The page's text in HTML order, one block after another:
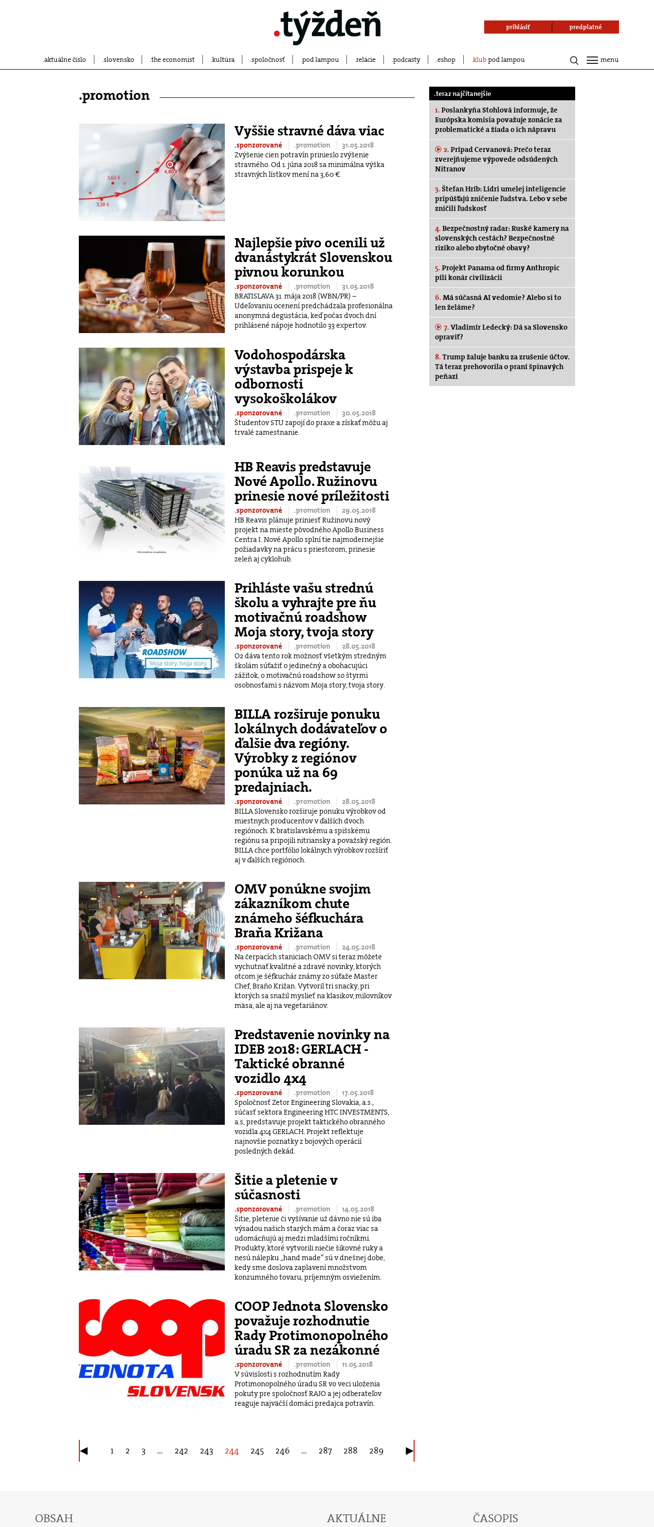
aktuálne číslo slovensko the economist kultúra spoločnosť pod lampou relácie podcasty eshop klubpod lampou
prihlásiť predplatné
menu
.promotion
Vyššie stravné dáva viac
.sponzorované .promotion
31.05.2018
Zvýšenie cien potravín prinieslo zvýšenie
stravného. Od 1. júna 2018 sa minimálna výška
stravných lístkov mení na 3,60 €.
Najlepšie pivo ocenili už
dvanástykrát Slovenskou
pivnou korunkou
.sponzorované .promotion
31.05.2018
BRATISLAVA 31. mája 2018 (WBN/PR) –
Udeľovaniu ocenení predchádzala profesionálna
anonymná degustácia, keď počas dvoch dní
prihlásené nápoje hodnotilo 33 expertov.
Vodohospodárska
výstavba prispeje k
odbornosti
vysokoškolákov
.sponzorované .promotion
30.05.2018
Študentov STU zapojí do praxe a získať môžu aj
trvalé zamestnanie.
HB Reavis predstavuje
Nové Apollo. Ružinovu
prinesie nové príležitosti
.sponzorované .promotion
29.05.2018
HB Reavis plánuje priniesť Ružinovu nový
projekt na mieste pôvodného Apollo Business
Centra I. Nové Apollo splní tie najmodernejšie
požiadavky na prácu s priestorom, prinesie
zeleň aj cyklohub.
Prihláste vašu strednú
školu a vyhrajte pre ňu
motivačnú roadshow
Moja story, tvoja story
.sponzorované .promotion
28.05.2018
O2 dáva tento rok možnosť všetkým stredným
školám súťažiť o jedinečný a obohacujúci
zážitok, o motivačnú roadshow so štyrmi
osobnosťami s názvom Moja story, tvoja story.
BILLA rozširuje ponuku
lokálnych dodávateľov o
ďalšie dva regióny.
Výrobky z regiónov
ponúka už na 69
predajniach.
.sponzorované .promotion
28.05.2018
BILLA Slovensko rozširuje ponuku výrobkov od
miestnych producentov v ďalších dvoch
regiónoch. K bratislavskému a spišskému
regiónu sa pripojili nitriansky a považský región.
BILLA chce portfólio lokálnych výrobkov rozšíriť
aj v ďalších regiónoch.
OMV ponúkne svojim
zákazníkom chute
známeho šéfkuchára
Braňa Križana
.sponzorované .promotion
24.05.2018
Na čerpacích staniciach OMV si teraz môžete
vychutnať kvalitné a zdravé novinky, ktorých
otcom je šéfkuchár známy zo súťaže Master
Chef, Braňo Križan. Vytvoril tri snacky, pri
ktorých sa snažil myslieť na klasikov, milovníkov
mäsa, ale aj na vegetariánov.
Predstavenie novinky na
IDEB 2018: GERLACH -
Taktické obranné
vozidlo 4x4
.sponzorované .promotion
17.05.2018
Spoločnosť Zetor Engineering Slovakia, a.s.,
súčasť sektora Engineering HTC INVESTMENTS,
a.s, predstavuje projekt taktického obranného
vozidla 4x4 GERLACH. Projekt reflektuje
najnovšie poznatky z bojových operácií
posledných dekád.
Šitie a pletenie v
súčasnosti
.sponzorované .promotion
14.05.2018
Šitie, pletenie či vyšívanie už dávno nie sú iba
výsadou našich starých mám a čoraz viac sa
udomácňujú aj medzi mladšími ročníkmi.
Produkty, ktoré vytvorili niečie šikovné ruky a
nesú nálepku „hand made“ sú v dnešnej dobe,
kedy sme doslova zaplavení množstvom
konzumného tovaru, príjemným osviežením.
COOP Jednota Slovensko
považuje rozhodnutie
Rady Protimonopolného
úradu SR za nezákonné
.sponzorované .promotion
11.05.2018
V súvislosti s rozhodnutím Rady
Protimonopolného úradu SR vo veci uloženia
pokuty pre spoločnosť RAJO a jej odberateľov
reaguje najväčší domáci predajca potravín.
1 2 3 … 242 243 244 245 246 … 287 288 289
.teraz najčítanejšie
1. Poslankyňa Stohlová informuje, že
Európska komisia považuje zonácie za
problematické a žiada o ich nápravu
2. Prípad Cervanová: Prečo teraz
zverejňujeme výpovede odsúdených
Nitranov
3. Štefan Hríb: Lídri umelej inteligencie
pripúšťajú zničenie ľudstva. Lebo v sebe
zničili ľudskosť
4. Bezpečnostný radar: Ruské kamery na
slovenských cestách? Bezpečnostné
riziko alebo zbytočné obavy?
5. Projekt Panama od firmy Anthropic
píli konár civilizácii
6. Má súčasná AI vedomie? Alebo si to
len želáme?
7. Vladimír Ledecký: Dá sa Slovensko
opraviť?
8. Trump žaluje banku za zrušenie účtov.
Tá teraz prehovorila o praní špinavých
peňazí
OBSAH AKTUÁLNE ČASOPIS